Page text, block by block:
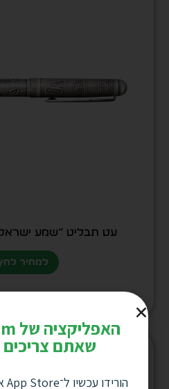
עט תבליט “שמע ישראל”
למחיר
שאתם